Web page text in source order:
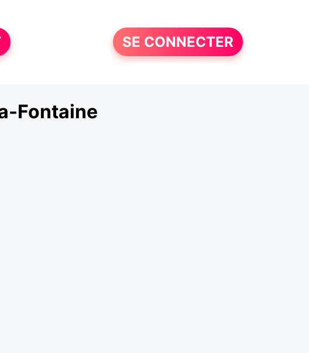
SE CONNECTER
Fontaine